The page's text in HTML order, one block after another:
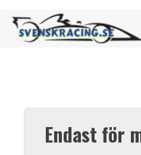
Endast för